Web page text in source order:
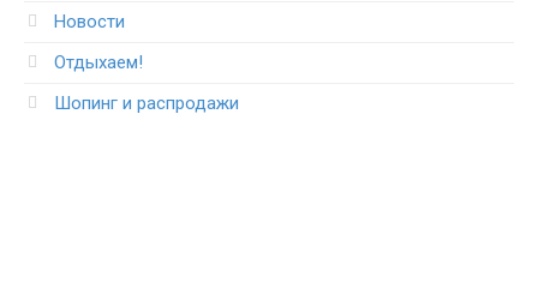
Новости
Отдыхаем!
Шопинг и распродажи